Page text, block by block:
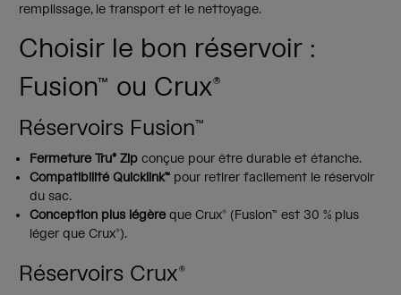
remplissage, le transport et le nettoyage.
Choisir le bon réservoir :
Fusion™ ou Crux®
Réservoirs Fusion™
Fermeture Tru® Zip conçue pour être durable et étanche.
Compatibilité Quicklink™ pour retirer facilement le réservoir
du sac.
Conception plus légère que Crux® (Fusion™ est 30 % plus
léger que Crux®).
Réservoirs Crux®